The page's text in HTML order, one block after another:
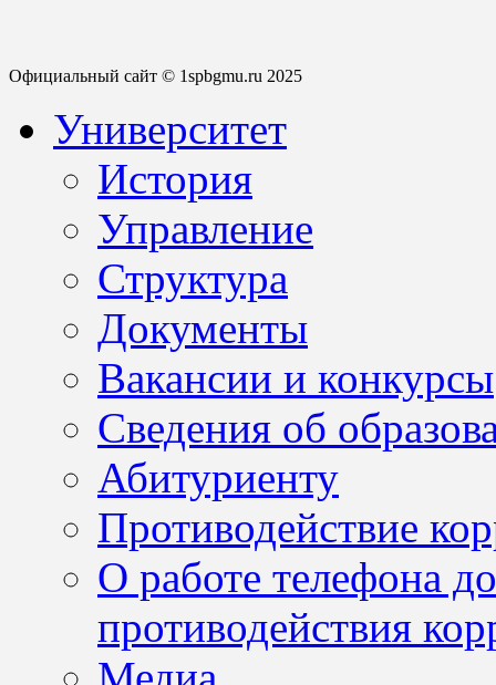
Официальный сайт © 1spbgmu.ru 2025
Университет
История
Управление
Структура
Документы
Вакансии и конкурсы
Сведения об
Абитуриенту
Противодействие
О работе телефона
противодействия